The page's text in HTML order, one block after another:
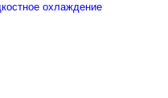
охлаждение